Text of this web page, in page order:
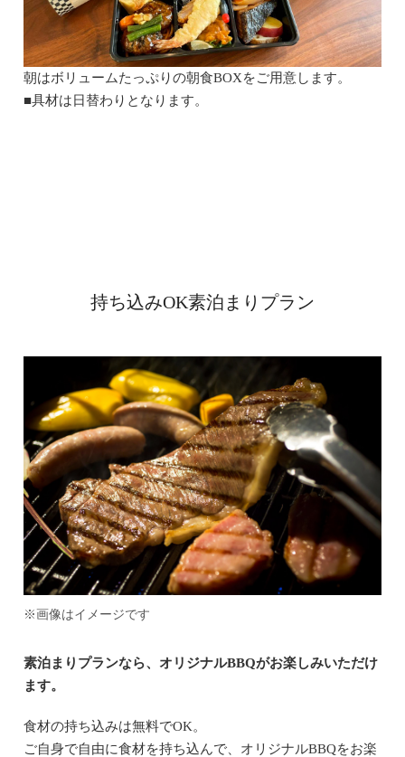
朝はボリュームたっぷりの朝食BOXをご用意します。
■具材は日替わりとなります。
持ち込みOK素泊まりプラン
※画像はイメージです
素泊まりプランなら、オリジナルBBQがお楽しみいただけ
ます。
食材の持ち込みは無料でOK。
ご自身で自由に食材を持ち込んで、オリジナルBBQをお楽